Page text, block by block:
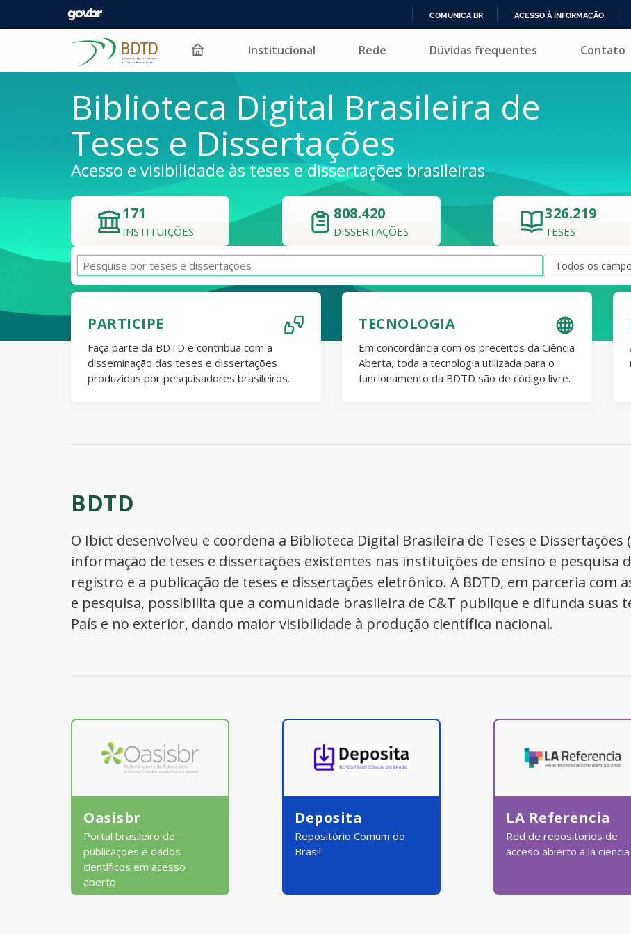
PARA
COMUNICA BR ACESSO À INFORMAÇÃO
Pular para o conteúdo Institucional Rede Dúvidas frequentes Contato
Biblioteca Digital Brasileira de
Teses e Dissertações
Acesso e visibilidade às teses e dissertações brasileiras
171
INSTITUIÇÕES
808.420
DISSERTAÇÕES
326.219
TESES
PARTICIPE
Faça parte da BDTD e contribua com a
disseminação das teses e dissertações
produzidas por pesquisadores brasileiros.
TECNOLOGIA
Em concordância com os preceitos da Ciência
Aberta, toda a tecnologia utilizada para o
funcionamento da BDTD são de código livre.
BDTD
O Ibict desenvolveu e coordena a Biblioteca Digital Brasileira de Teses e
informação de teses e dissertações existentes nas instituições de ensino e pesquisa
registro e a publicação de teses e dissertações eletrônico. A BDTD, em parceria com
e pesquisa, possibilita que a comunidade brasileira de C&T publique e difunda suas
País e no exterior, dando maior visibilidade à produção científica nacional.
Oasisbr
Portal brasileiro de
publicações e dados
científicos em acesso
aberto
Deposita
Repositório Comum do
Brasil
LA Referencia
Red de repositorios de
acceso abierto a la ciencia